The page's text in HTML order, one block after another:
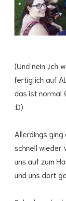
(Und nein ,ich
fertig ich auf
das ist normal
:D)
Allerdings ging
schnell wieder
uns auf zum
und uns dort